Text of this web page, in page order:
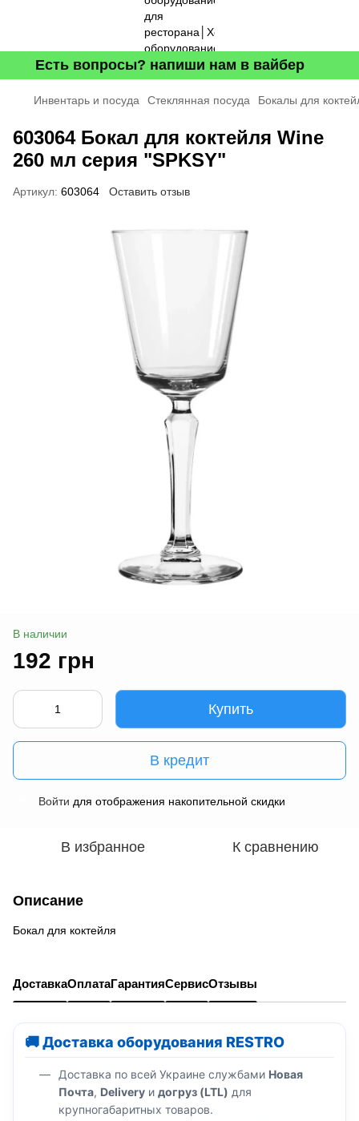
Есть вопросы? напиши нам в вайбер
Инвентарь и посуда Стеклянная посуда Бокалы для
603064 Бокал для коктейля Wine
260 мл серия "SPKSY"
Артикул: 603064 Оставить отзыв
В наличии
192 грн
Купить
В кредит
Войти для отображения накопительной скидки
В избранное К сравнению
Описание
Бокал для коктейля
ДоставкаОплатаГарантияСервисОтзывы
🚚 Доставка оборудования RESTRO
Доставка по всей Украине службами Новая
Почта, Delivery и догруз (LTL) для
крупногабаритных товаров.